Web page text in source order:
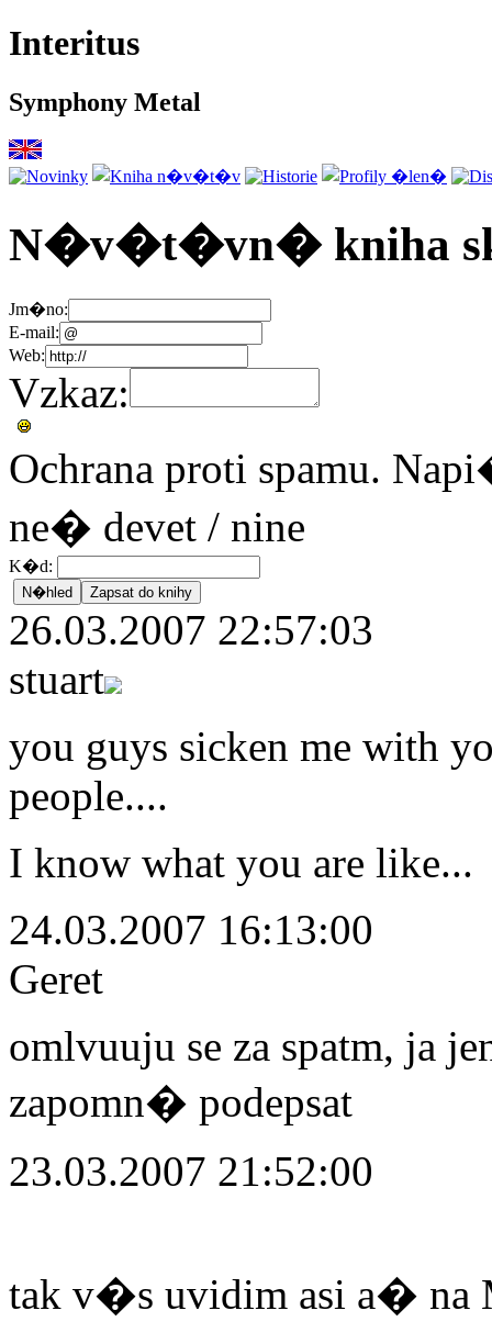
Interitus
Symphony Metal
N�v�t�vn� kniha
Jm�no:
E-mail:
Web:
Vzkaz:
Ochrana proti spamu.
ne� devet / nine
K�d:
26.03.2007 22:57:03
stuart
you guys sicken me with
people....
I know what you are like...
24.03.2007 16:13:00
Geret
omlvuuju se za spatm, ja
zapomn� podepsat
23.03.2007 21:52:00
tak v�s uvidim asi a� na